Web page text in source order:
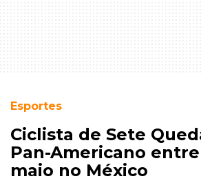
Esportes
Ciclista de Sete
Pan-Americano entre
maio no México